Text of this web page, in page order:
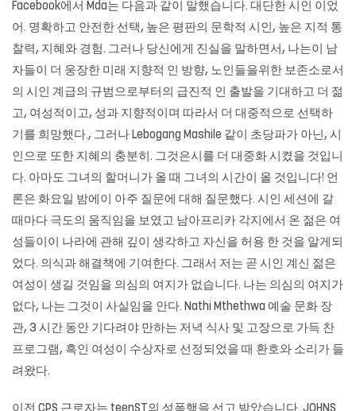
Facebook에서 Mda는 다음과 같이 말했습니다. 대단한 시인 이었
어. 명확하고 안전한 선택, 높은 평판의 문학적 시인, 높은 지적 통
찰력, 지혜와 경험. 그러나 당신에게 진실을 말하면서, 나는이 남
자들이 더 웅장한 미래 지향적 인 방향, 노인들을위한 보존소로서
의 시인 계급의 규범으로부터의 급진적 인 출발을 기대하고 더 젊
고, 여성적이고, 성과 지향적이며 따라서 더 대중적으로 선택하
기를 희망했다., 그러나 Lebogang Mashile 같이 초당파가 아닌, 시
인으로 또한 지혜의 충분히. 그것은시를 더 대중화 시켰을 것입니
다. 아마도 그녀의 할머니가 올 때 그녀의 시간이 올 것입니다! 언
론은 화요일 밤에이 아주 질문에 대해 질문했다. 시인 세션에 갈
때마다 극도의 움직임을 보였고 남아프리카 각지에서 온 젊은 여
성들이이 나라에 관해 깊이 생각하고 자신을 허용 한 것을 알게되
었다. 의식과 해결책에 기여한다. 그래서 저는 곧 시인 계신 젊은
여성이 생길 것임을 의심의 여지가 없습니다. 나는 의심의 여지가
없다, 나는 그것이 사실임을 안다. Nathi Mthethwa 예술 문화 장
관, 3 시간 동안 기다려야 만하는 저녁 식사 및 고장으로 가득 찬
프로그램, 흑인 여성이 수상자로 선정되었을 때 환호와 소리가 들
려왔다.